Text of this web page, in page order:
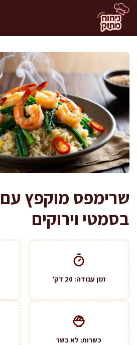
לדלג
לתוכן
שרימפס מוקפץ עם
בסמטי וירוקים
זמן עבודה: 20 דק'
כשרות: לא כשר